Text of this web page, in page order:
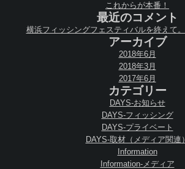
これからが本番！
最近のコメント
横浜フィッシングフェスティバルを終えて。
アーカイブ
2018年6月
2018年3月
2017年6月
カテゴリー
DAYS-お知らせ
DAYS-フィッシング
DAYS-プライベート
DAYS-取材（メディア関連）
Information
Information-メディア